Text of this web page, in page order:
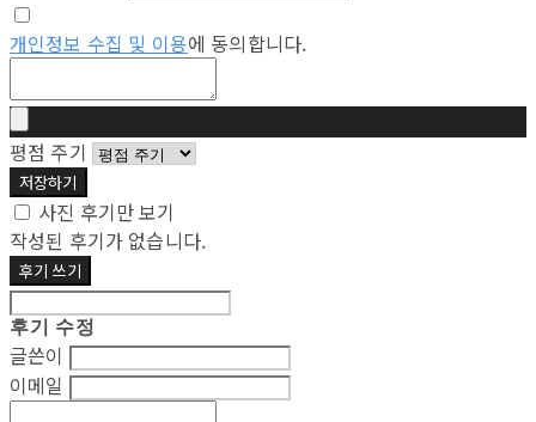
개인정보 수집 및 이용에 동의합니다.
평점 주기
저장하기
사진 후기만 보기
작성된 후기가 없습니다.
후기 쓰기
후기 수정
글쓴이
이메일